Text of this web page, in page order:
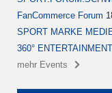
FanCommerce Forum
SPORT MARKE
360° ENTERTAINMENT
mehr Events